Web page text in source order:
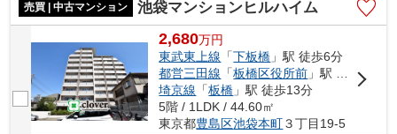
売買 | 中古マンション
池袋マンションヒルハイム
2,680万円
東武東上線 「下板橋 」駅 徒歩6分
都営三田線 「板橋区役所前 」駅 徒歩12分
埼京線 「板橋 」駅 徒歩13分
5階 / 1LDK / 44.60㎡
東京都豊島区池袋本町３丁目19-5